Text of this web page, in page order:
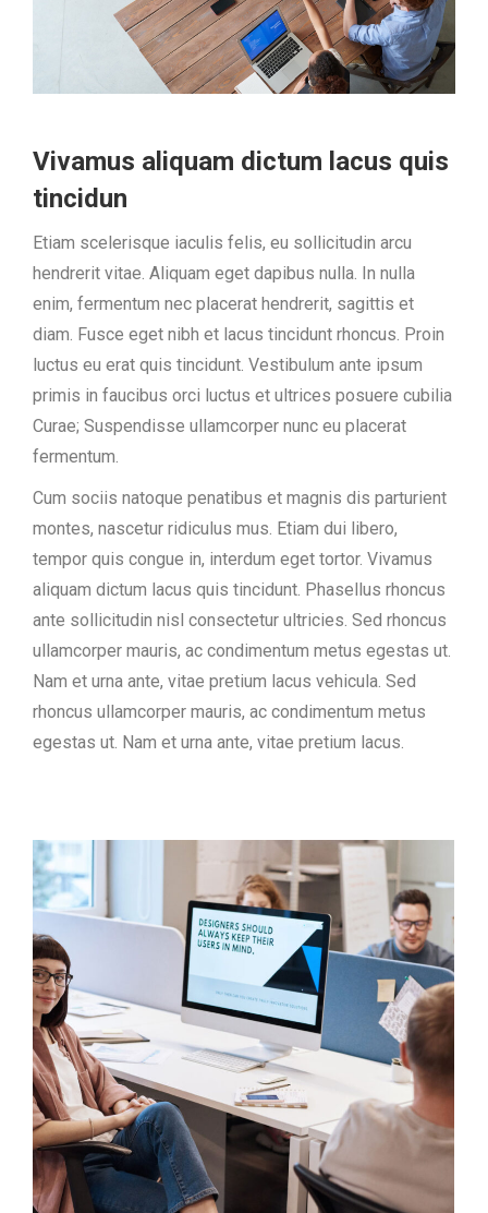
Vivamus aliquam dictum lacus quis
tincidun
Etiam scelerisque iaculis felis, eu sollicitudin arcu
hendrerit vitae. Aliquam eget dapibus nulla. In nulla
enim, fermentum nec placerat hendrerit, sagittis et
diam. Fusce eget nibh et lacus tincidunt rhoncus. Proin
luctus eu erat quis tincidunt. Vestibulum ante ipsum
primis in faucibus orci luctus et ultrices posuere cubilia
Curae; Suspendisse ullamcorper nunc eu placerat
fermentum.
Cum sociis natoque penatibus et magnis dis parturient
montes, nascetur ridiculus mus. Etiam dui libero,
tempor quis congue in, interdum eget tortor. Vivamus
aliquam dictum lacus quis tincidunt. Phasellus rhoncus
ante sollicitudin nisl consectetur ultricies. Sed rhoncus
ullamcorper mauris, ac condimentum metus egestas ut.
Nam et urna ante, vitae pretium lacus vehicula. Sed
rhoncus ullamcorper mauris, ac condimentum metus
egestas ut. Nam et urna ante, vitae pretium lacus.